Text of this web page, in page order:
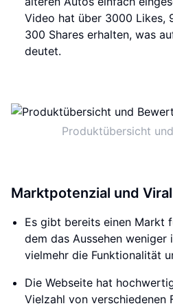
Video hat über 3000 Likes,
300 Shares erhalten, was
deutet.
Produktübersicht
Marktpotenzial und
Es gibt bereits einen Markt
dem das Aussehen weniger
vielmehr die Funktionalität
Die Webseite hat
Vielzahl von verschiedenen